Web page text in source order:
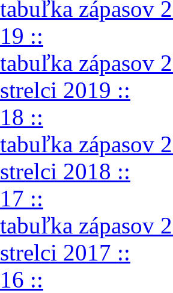
zápasov
::
zápasov
2019 ::
::
zápasov
2018 ::
::
zápasov
2017 ::
::